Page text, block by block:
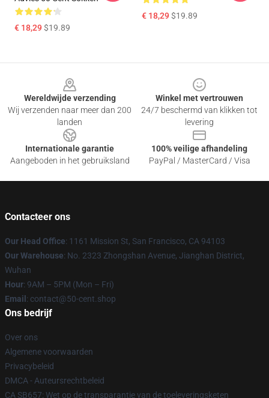
€ 18,29$19.89
€ 18,29$19.89
Wereldwijde verzending
Wij verzenden naar meer dan 200
landen
Winkel met vertrouwen
24/7 beschermd van klikken tot
levering
Internationale garantie
Aangeboden in het gebruiksland
100% veilige afhandeling
PayPal / MasterCard / Visa
Contacteer ons
Our Head Office: 1161 Mission St, San Francisco, CA 94103
Our Warehouse: No. 2323 Zhongshan Avenue, Jianghan District,
Wuhan
Hour: 9AM – 5PM (Mon – Fri)
Email : contact@50-cent.shop
Ons bedrijf
Over ons
Algemene voorwaarden
Privacybeleid
DMCA - Auteursrechtbeleid
CA SB657: Wet op de transparantie van de toeleveringsketen